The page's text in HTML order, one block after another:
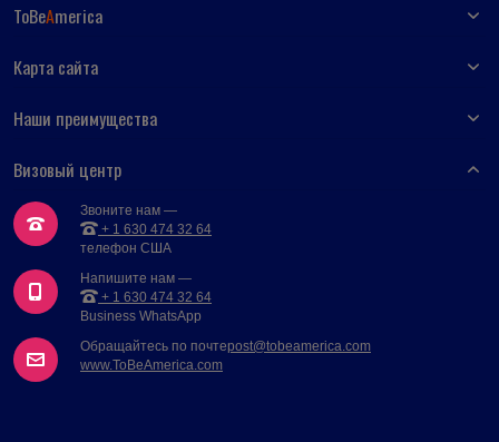
ToBeAmerica
Карта сайта
Наши преимущества
Визовый центр
Звоните нам —
+ 1 630 474 32 64
телефон США
Напишите нам —
+ 1 630 474 32 64
Business WhatsApp
Обращайтесь по почтеpost@tobeamerica.com
www.ToBeAmerica.com